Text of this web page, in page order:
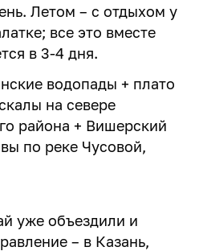
Летом – с отдыхом у
все это вместе
в 3-4 дня.
водопады + плато
на севере
района + Вишерский
по реке Чусовой,
уже объездили и
– в Казань,